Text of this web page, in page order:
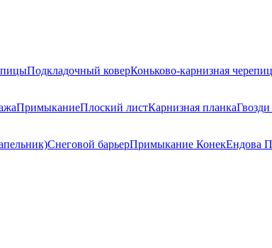
Подкладочный коверКоньково-карнизная
ПримыканиеПлоский листКарнизная планка
Снеговой барьерПримыкание КонекЕндова